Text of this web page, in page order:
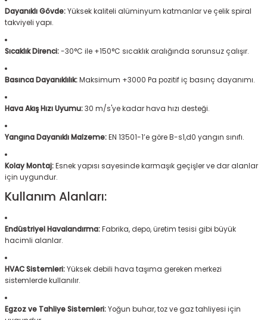
Dayanıklı Gövde:Yüksek kaliteli alüminyum katmanlar ve çelik spiral
takviyeli yapı.
Sıcaklık Direnci:-30°C ile +150°C sıcaklık aralığında sorunsuz çalışır.
Basınca Dayanıklılık:Maksimum +3000 Pa pozitif iç basınç dayanımı.
Hava Akış Hızı Uyumu:30 m/s'ye kadar hava hızı desteği.
Yangına Dayanıklı Malzeme:EN 13501-1’e göre B-s1,d0 yangın sınıfı.
Kolay Montaj:Esnek yapısı sayesinde karmaşık geçişler ve dar alanlar
için uygundur.
Kullanım Alanları:
Endüstriyel Havalandırma:Fabrika, depo, üretim tesisi gibi büyük
hacimli alanlar.
HVAC Sistemleri:Yüksek debili hava taşıma gereken merkezi
sistemlerde kullanılır.
Egzoz ve Tahliye Sistemleri:Yoğun buhar, toz ve gaz tahliyesi için